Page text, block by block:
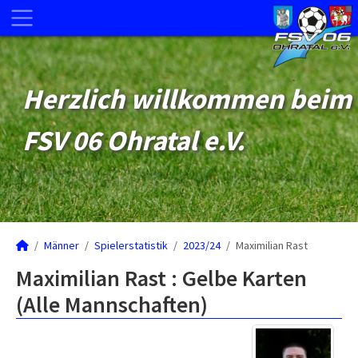
Herzlich willkommen beim
FSV 06 Ohratal e.V.
Männer Spielerstatistik 2023/24 Maximilian Rast
Maximilian Rast : Gelbe Karten
(Alle Mannschaften)